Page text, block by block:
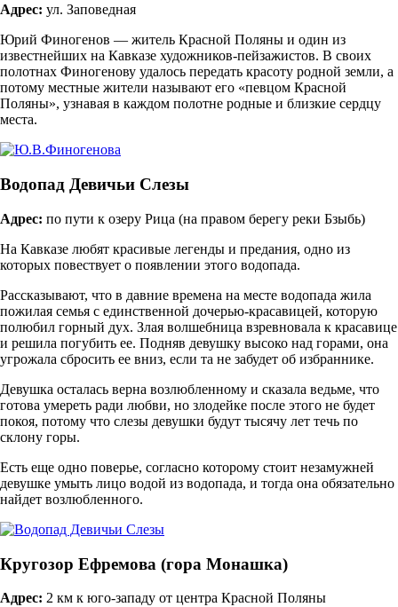
Адрес: ул. Заповедная
Юрий Финогенов — житель Красной Поляны и один из
известнейших на Кавказе художников-пейзажистов. В своих
полотнах Финогенову удалось передать красоту родной земли, а
потому местные жители называют его «певцом Красной
Поляны», узнавая в каждом полотне родные и близкие сердцу
места.
Водопад Девичьи Слезы
Адрес: по пути к озеру Рица (на правом берегу реки Бзыбь)
На Кавказе любят красивые легенды и предания, одно из
которых повествует о появлении этого водопада.
Рассказывают, что в давние времена на месте водопада жила
пожилая семья с единственной дочерью-красавицей, которую
полюбил горный дух. Злая волшебница взревновала к красавице
и решила погубить ее. Подняв девушку высоко над горами, она
угрожала сбросить ее вниз, если та не забудет об избраннике.
Девушка осталась верна возлюбленному и сказала ведьме, что
готова умереть ради любви, но злодейке после этого не будет
покоя, потому что слезы девушки будут тысячу лет течь по
склону горы.
Есть еще одно поверье, согласно которому стоит незамужней
девушке умыть лицо водой из водопада, и тогда она обязательно
найдет возлюбленного.
Кругозор Ефремова (гора Монашка)
Адрес: 2 км к юго-западу от центра Красной Поляны